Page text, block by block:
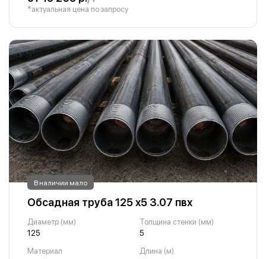
*актуальная цена по запросу
В наличии мало
Обсадная труба 125 х5 3.07 пвх
Диаметр (мм)
125
Толщина стенки (мм)
5
Материал
Длина (м)